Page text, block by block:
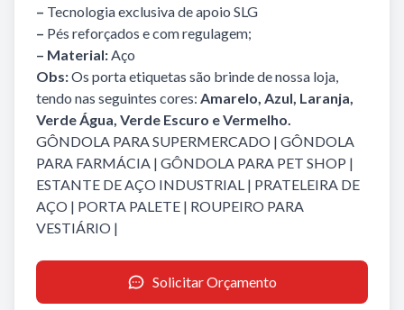
– Tecnologia exclusiva de apoio SLG
– Pés reforçados e com regulagem;
– Material:Aço
Obs:Os porta etiquetas são brinde de nossa loja,
tendo nas seguintes cores: Amarelo, Azul, Laranja,
Verde Água, Verde Escuro e Vermelho.
GÔNDOLA PARA SUPERMERCADO | GÔNDOLA
PARA FARMÁCIA | GÔNDOLA PARA PET SHOP |
ESTANTE DE AÇO INDUSTRIAL | PRATELEIRA DE
AÇO | PORTA PALETE | ROUPEIRO PARA
VESTIÁRIO |
Solicitar Orçamento